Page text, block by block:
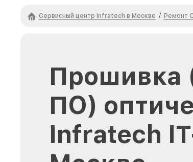
Сервисный центр Infratech в Москве / Ремонт
Прошивка
ПО)
Infratech